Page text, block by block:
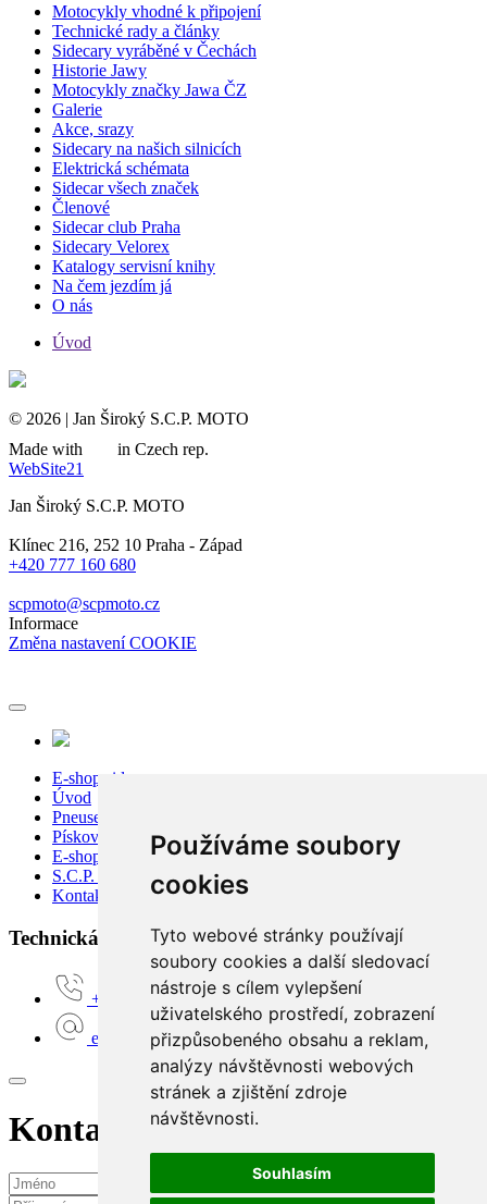
Používáme soubory
cookies
Tyto webové stránky používají
soubory cookies a další sledovací
nástroje s cílem vylepšení
uživatelského prostředí, zobrazení
přizpůsobeného obsahu a reklam,
analýzy návštěvnosti webových
stránek a zjištění zdroje
návštěvnosti.
Souhlasím
Motocykly vhodné k připojení
Technické rady a články
Sidecary vyráběné v Čechách
Historie Jawy
Motocykly značky Jawa ČZ
Galerie
Akce, srazy
Sidecary na našich silnicích
Elektrická schémata
Sidecar všech značek
Členové
Sidecar club Praha
Sidecary Velorex
Katalogy servisní knihy
Na čem jezdím já
O nás
Úvod
© 2026 | Jan Široký S.C.P. MOTO
Made with
in Czech rep.
WebSite21
Jan Široký S.C.P. MOTO
Klínec 216, 252 10 Praha - Západ
+420 777 160 680
scpmoto@scpmoto.cz
Informace
Změna nastavení COOKIE
E-shop sidecar
Úvod
Pneuservis
Pískování
E-shop
S.C.P. Moto
Kontakty
Technická podpora:
+420 777 160 680
e-shop@scpmoto.cz
Kontaktní požadavek